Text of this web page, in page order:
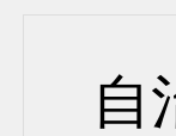
自